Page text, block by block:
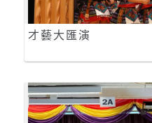
才藝大匯演